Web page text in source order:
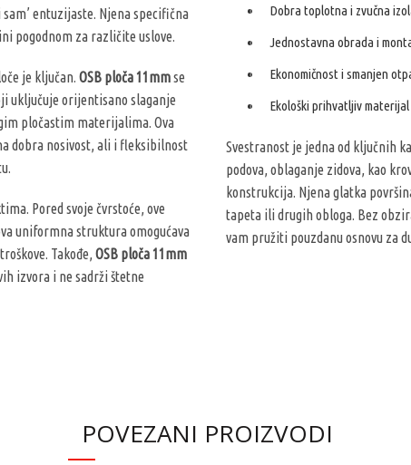
entuzijaste. Njena specifična
pogodnom za različite uslove.
je ključan. OSB ploča 11mmse
uključuje orijentisano slaganje
pločastim materijalima. Ova
dobra nosivost, ali i fleksibilnost
Pored svoje čvrstoće, ove
uniformna struktura omogućava
Takođe, OSB ploča 11mm
izvora i ne sadrži štetne
Dobra toplotna i zvučna
Jednostavna obrada i
Ekonomičnost i smanjen
Ekološki prihvatljiv materijal
Svestranost je jedna od ključnih
podova, oblaganje zidova, kao
konstrukcija. Njena glatka
tapeta ili drugih obloga. Bez
vam pružiti pouzdanu osnovu za
POVEZANI PROIZVODI